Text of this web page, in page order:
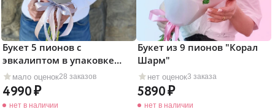
мало оценок28 заказов
Букет 5 пионов с
эвкалиптом в упаковке
хамелион
4990
нет в наличии
нет оценок3 заказа
Букет из 9 пионов "Корал
Шарм"
5890
нет в наличии